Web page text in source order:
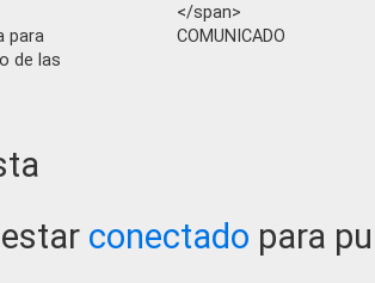
para
de las
</span>
COMUNICADO
conectado para